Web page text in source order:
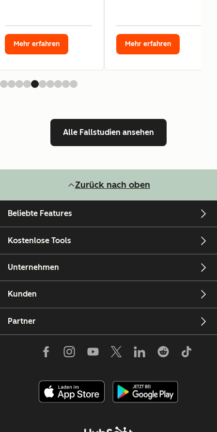
Mehr erfahren Mehr erfahren
Alle Fallstudien ansehen
Zurück nach oben
Beliebte Features
Kostenlose Tools
Unternehmen
Kunden
Partner